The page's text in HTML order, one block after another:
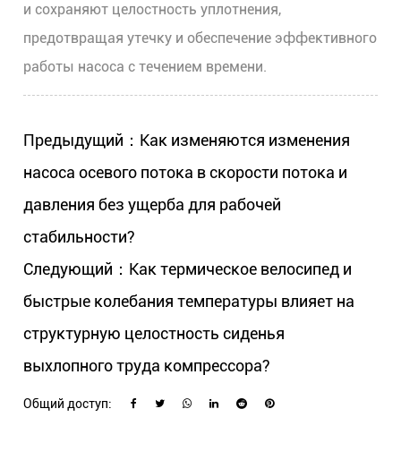
и сохраняют целостность уплотнения,
предотвращая утечку и обеспечение эффективного
работы насоса с течением времени.
Предыдущий：Как изменяются изменения
насоса осевого потока в скорости потока и
давления без ущерба для рабочей
стабильности?
Следующий：Как термическое велосипед и
быстрые колебания температуры влияет на
структурную целостность сиденья
выхлопного труда компрессора?
Общий доступ: